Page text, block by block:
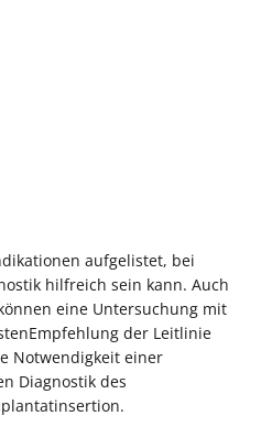
aufgelistet, bei
hilfreich sein kann. Auch
eine Untersuchung mit
der Leitlinie
Notwendigkeit einer
Diagnostik des